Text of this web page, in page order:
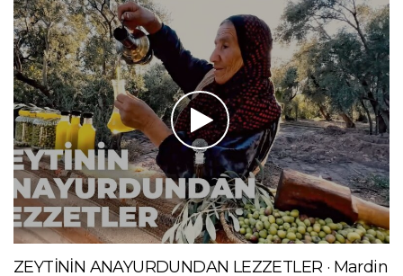
ZEYTİNİN ANAYURDUNDAN LEZZETLER · Mardin